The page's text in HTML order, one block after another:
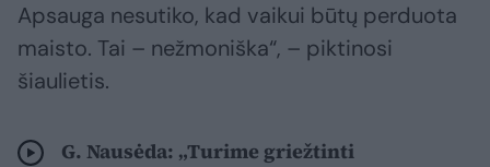
Apsauga nesutiko, kad vaikui būtų perduota
maisto. Tai – nežmoniška“, – piktinosi
šiaulietis.
G. Nausėda: „Turime griežtinti